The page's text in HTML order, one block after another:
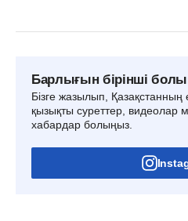
Барлығын бірінші
Бізге жазылып, Қазақстанның
қызықты суреттер, видеолар
хабардар болыңыз.